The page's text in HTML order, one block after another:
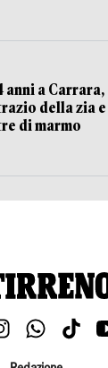
a
della zia
di marmo